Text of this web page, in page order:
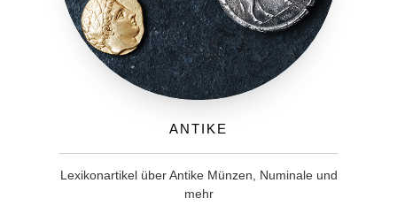
Antike
Lexikonartikel über Antike Münzen, Numinale und
mehr